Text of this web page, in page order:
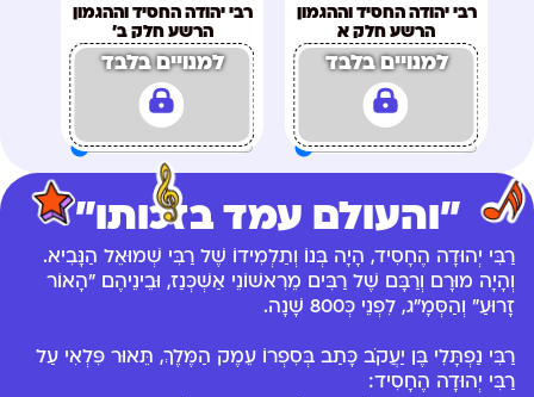
רבי יהודה החסיד וההגמון
הרשע חלק א
למנויים בלבד
רבי יהודה החסיד וההגמון
הרשע חלק ב'
למנויים בלבד
"והעולם עמד בזכותו"
רַבִּי יְהוּדָה הֶחָסִיד, הָיָה בְּנוֹ וְתַלְמִידוֹ שֶׁל רַבִּי שְׁמוּאֵל הַנָּבִיא.
וְהָיָה מוּרָם וְרַבָּם שֶׁל רַבִּים מֵרִאשׁוֹנֵי אַשְׁכְּנַז, וּבֵינֵיהֶם "הָאוֹר
זָרוּעַ" וְהַסְּמָ"ג, לִפְנֵי כְּ800 שָׁנָה.
רַבִּי נַפְתָּלִי בֶּן יַעֲקֹב כָּתַב בְּסִפְרוֹ עֵמֶק הַמֶּלֶךְ, תֵּאוּר פִּלְאִי עַל
רַבִּי יְהוּדָה הֶחָסִיד: